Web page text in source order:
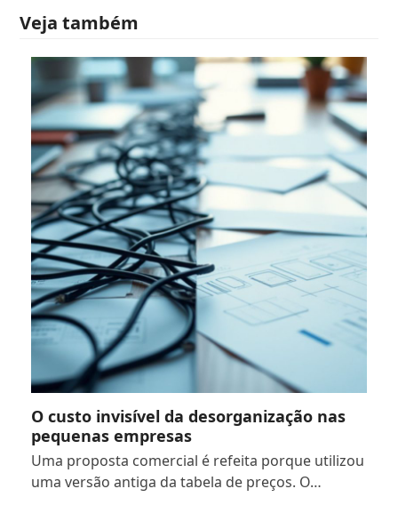
Veja também
O custo invisível da desorganização nas
pequenas empresas
Uma proposta comercial é refeita porque utilizou
uma versão antiga da tabela de preços. O…